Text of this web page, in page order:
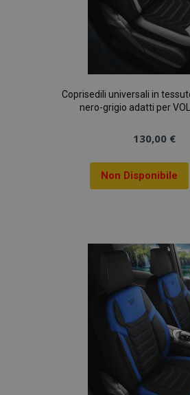
Coprisedili universali in
nero-grigio adatti per
130,00 €
Non Disponibile